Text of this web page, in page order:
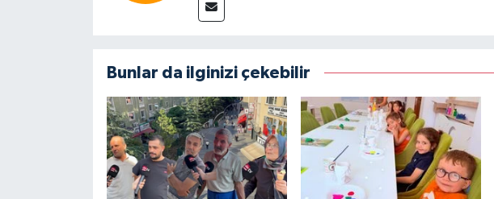
Bunlar da ilginizi çekebilir